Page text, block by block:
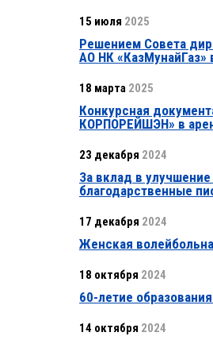
15 июля 2025
Решением Совета
АО НК «КазМунайГаз»
18 марта 2025
Конкурсная
КОРПОРЕЙШЭН» в
23 декабря 2024
За вклад в
благодарственные
17 декабря 2024
Женская
18 октября 2024
60-летие
14 октября 2024